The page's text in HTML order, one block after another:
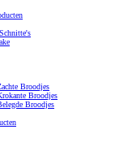
Broodjes
Broodjes
Broodjes